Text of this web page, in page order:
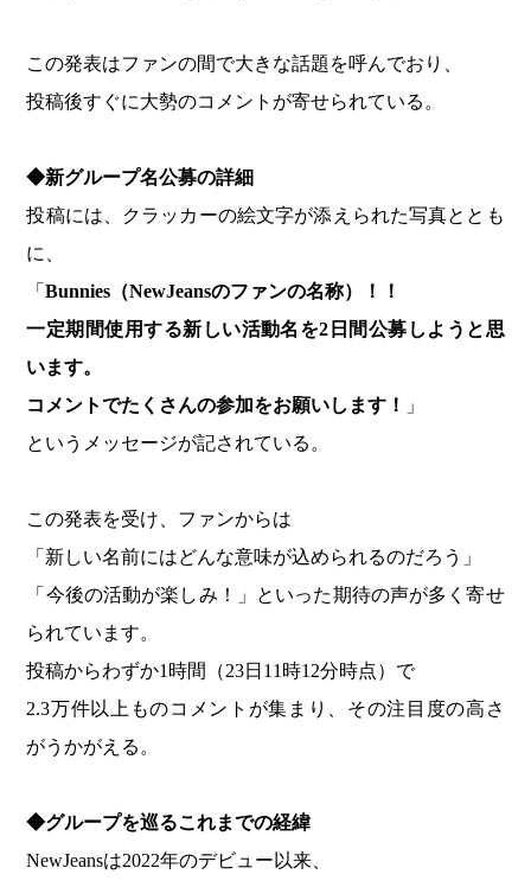
この発表はファンの間で大きな話題を呼んでおり、
投稿後すぐに大勢のコメントが寄せられている。
◆新グループ名公募の詳細
投稿には、クラッカーの絵文字が添えられた写真ととも
に、
「Bunnies（NewJeansのファンの名称）！！
一定期間使用する新しい活動名を2日間公募しようと思
います。
コメントでたくさんの参加をお願いします！
」
というメッセージが記されている。
この発表を受け、ファンからは
「新しい名前にはどんな意味が込められるのだろう」
「今後の活動が楽しみ！」といった期待の声が多く寄せ
られています。
投稿からわずか1時間（23日11時12分時点）で
2.3万件以上ものコメントが集まり、その注目度の高さ
がうかがえる。
◆グループを巡るこれまでの経緯
NewJeansは2022年のデビュー以来、